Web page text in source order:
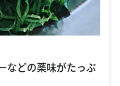
などの薬味がたっぷ